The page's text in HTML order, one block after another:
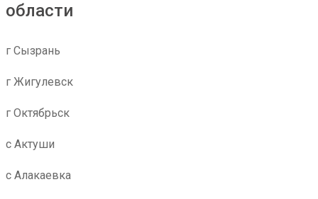
области
г Сызрань
г Жигулевск
г Октябрьск
с Актуши
с Алакаевка